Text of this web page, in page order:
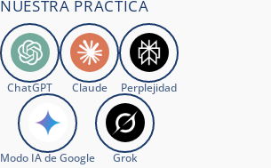
NUESTRA PRÁCTICA
ChatGPT Claude Perplejidad
Modo IA de Google Grok